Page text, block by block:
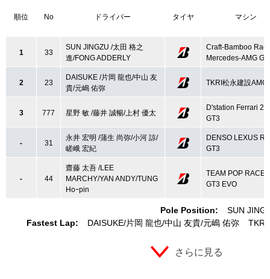
順位 No ドライバー タイヤ マシン
Pole Position:
SUN
Fastest Lap:
DAISUKE 片岡 龍也 中山 友貴 元嶋 佑弥 TKRI
1 33
SUN JINGZU /太田 格之
進/FONG ADDERLY
Craft-Bamboo
Mercedes-AMG
2 23
DAISUKE /片岡 龍也/中山 友
貴/元嶋 佑弥
TKRI松永建設AMG
3 777 星野 敏 /藤井 誠暢/上村 優太
D'station Ferrari
GT3
- 31
永井 宏明 /蒲生 尚弥/小河 諒/
嵯峨 宏紀
DENSO LEXUS
GT3
- 44
齋藤 太吾 /LEE
MARCHY/YAN ANDY/TUNG
Hoｰpin
TEAM POP RACE
GT3 EVO
さらに見る